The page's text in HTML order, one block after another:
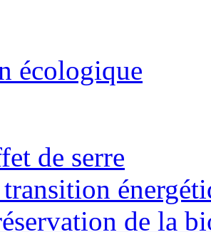
écologique
de serre
de la